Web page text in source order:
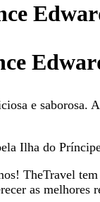
e saborosa.
Ilha do
TheTravel
as melhores